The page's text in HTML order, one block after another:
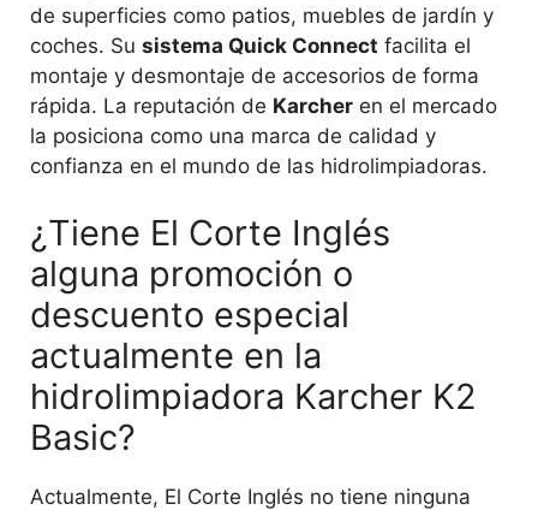
de superficies como patios, muebles de jardín y
coches. Su sistema Quick Connect facilita el
montaje y desmontaje de accesorios de forma
rápida. La reputación de Karcher en el mercado
la posiciona como una marca de calidad y
confianza en el mundo de las hidrolimpiadoras.
¿Tiene El Corte Inglés
alguna promoción o
descuento especial
actualmente en la
hidrolimpiadora Karcher K2
Basic?
Actualmente, El Corte Inglés no tiene ninguna